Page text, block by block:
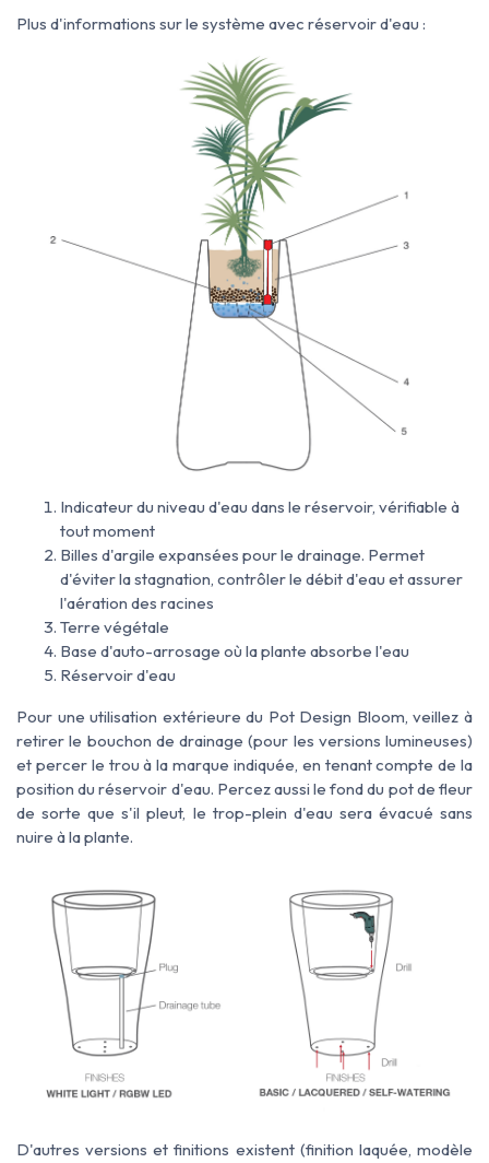
Plus d'informations sur le système avec réservoir d'eau :
Indicateur du niveau d'eau dans le réservoir, vérifiable à
tout moment
Billes d'argile expansées pour le drainage. Permet
d'éviter la stagnation, contrôler le débit d'eau et assurer
l'aération des racines
Terre végétale
Base d'auto-arrosage où la plante absorbe l'eau
Réservoir d'eau
Pour une utilisation extérieure du Pot Design Bloom,veillez à
retirerle bouchon de drainage (pour les versions lumineuses)
et percer le trou à la marque indiquée, en tenant compte de la
position du réservoir d'eau. Percezaussi le fond du pot de fleur
de sorte que s'il pleut, le trop-plein d'eau sera évacué sans
nuire à la plante.
D'autres versions et finitions existent (finition laquée, modèle